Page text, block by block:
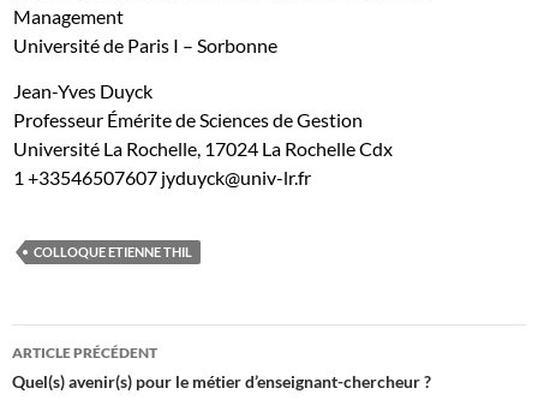
Management
Université de Paris I – Sorbonne
Jean-Yves Duyck
Professeur Émérite de Sciences de Gestion
Université La Rochelle, 17024 La Rochelle Cdx
1 +33546507607 jyduyck@univ-lr.fr
COLLOQUE ETIENNE THIL
Navigation
des
ARTICLE PRÉCÉDENT
Quel(s) avenir(s) pour le métier d’enseignant-chercheur ?